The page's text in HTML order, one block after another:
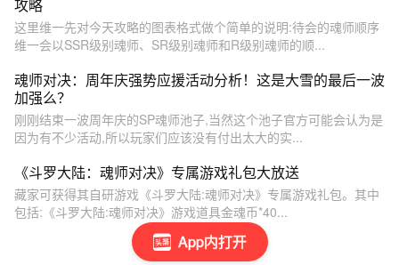
App内打开
攻略
这里维一先对今天攻略的图表格式做个简单的说明:待会的魂师顺序
维一会以SSR级别魂师、SR级别魂师和R级别魂师的顺...
魂师对决：周年庆强势应援活动分析！这是大雪的最后一波
加强么？
刚刚结束一波周年庆的SP魂师池子,当然这个池子官方可能会认为是
因为有不少活动,所以玩家们应该没有付出太大的实...
《斗罗大陆：魂师对决》专属游戏礼包大放送
藏家可获得其自研游戏《斗罗大陆:魂师对决》专属游戏礼包。其中
包括:《斗罗大陆:魂师对决》游戏道具金魂币*40...